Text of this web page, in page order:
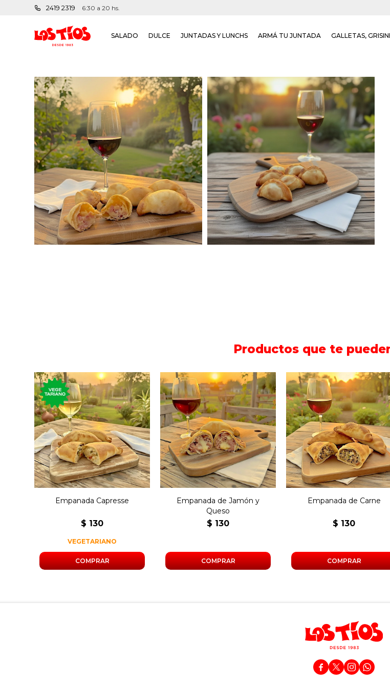
SALADO DULCE JUNTADAS Y LUNCHS ARMÁ TU JUNTADA GALLETAS,
2419 2319 6:30 a 20 hs.
Productos que te
Empanada rellena de
queso, tomate y albahaca.
Empanada Capresse
$ 130
VEGETARIANO
Empanada rellena de
jamón y queso.
Empanada de Jamón y
Queso
$ 130
Empanada rellena de
carne.
Empanada de Carne
$ 130
   